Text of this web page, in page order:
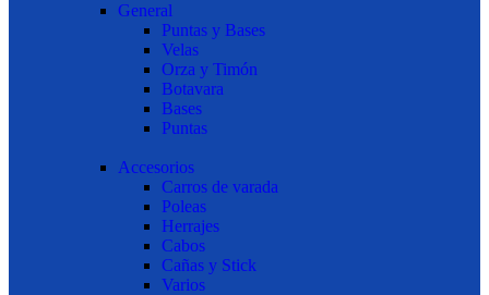
General
Puntas y Bases
Velas
Orza y Timón
Botavara
Bases
Puntas
Accesorios
Carros de varada
Poleas
Herrajes
Cabos
Cañas y Stick
Varios